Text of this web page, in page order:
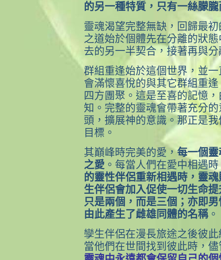
的另一種特質，只有一絲朦
靈魂渴望完整無缺，回歸最
之道始於個體先在分離的狀
去的另一半契合，接著再與
群組重逢始於這個世界，並
會滿懷喜悅的與其它群組重
四方團聚。這是至喜的記憶
知。完整的靈魂會帶著充分
頭，擴展神的意識。那正是
目標。
其巔峰時完美的愛，每一個
之愛 。每當人們在愛中相遇
的靈性伴侶重新相遇時，靈
生伴侶會加入促使一切生命
只是兩個，而是三個；亦即
由此產生了雌雄同體的名稱 。
孿生伴侶在漫長旅途之後彼
當他們在世間找到彼此時，